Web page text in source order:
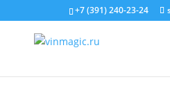
+7 (391) 240-23-24